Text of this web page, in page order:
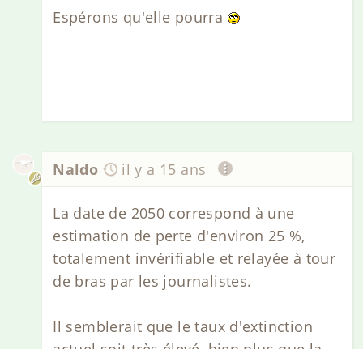
Espérons qu'elle pourra
Naldo il y a 15 ans
La date de 2050 correspond à une
estimation de perte d'environ 25 %,
totalement invérifiable et relayée à tour
de bras par les journalistes.
Il semblerait que le taux d'extinction